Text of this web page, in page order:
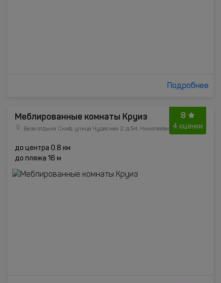
Подробнее
8
4 оценки
Меблированные комнаты Круиз
База отдыха Скиф, улица Чудесная 2, д.54, Николаевка
до центра 0.8 км
до пляжа 16 м